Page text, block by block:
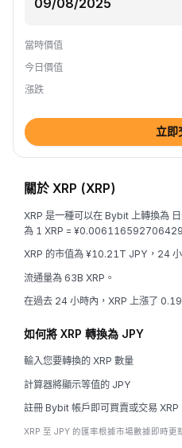
當時價值
今日價值
漲跌
立即
關於 XRP (XRP)
XRP 是一種可以在 Bybit 上轉換為
為 1 XRP =
XRP 的市值為 ¥10.21T JPY，24
流通量為 63B XRP。
在過去 24 小時內，XRP 上漲了
如何將 XRP 轉換為 JPY
輸入您要轉換的 XRP 數量
計算器將顯示等值的 JPY
註冊 Bybit 帳戶即可買賣或交易 XRP
XRP 至 JPY 的匯率根據市場數據即時更